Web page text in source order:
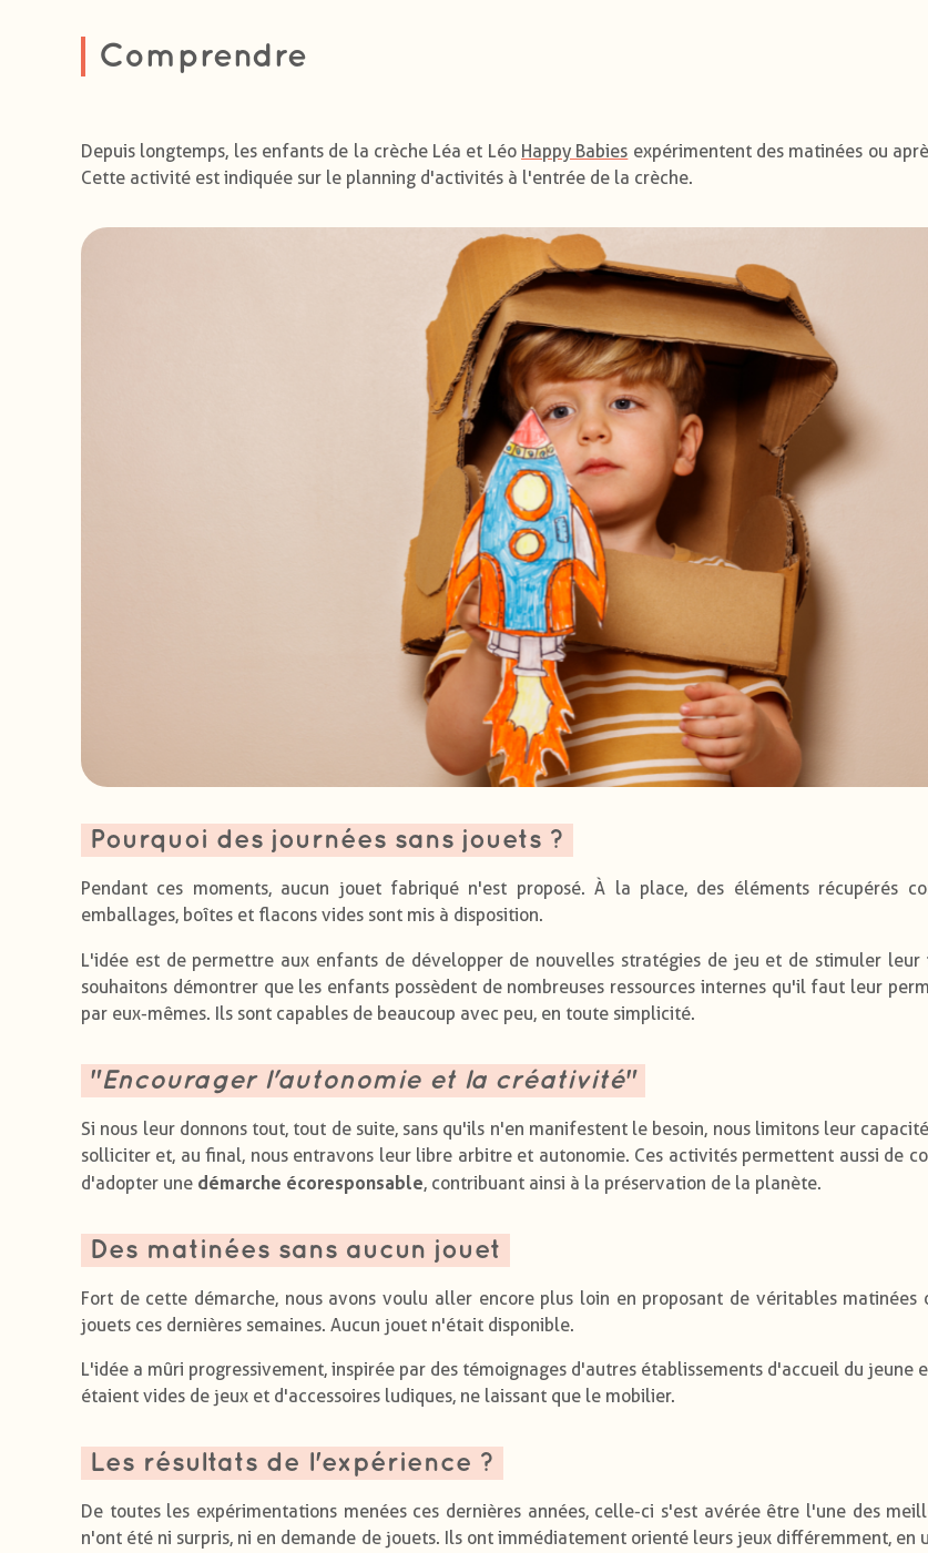
Comprendre
Depuis longtemps, les enfants de la crèche Léa et Léo Happy Babies expérimentent des matinées ou
Cette activité est indiquée sur le planning d'activités à l'entrée de la crèche.
Pourquoi des journées sans jouets ?
Pendant ces moments, aucun jouet fabriqué n'est proposé. À la place, des éléments récupérés
emballages, boîtes et flacons vides sont mis à disposition.
L'idée est de permettre aux enfants de développer de nouvelles stratégies de jeu et de stimuler leur
souhaitons démontrer que les enfants possèdent de nombreuses ressources internes qu'il faut leur
par eux-mêmes. Ils sont capables de beaucoup avec peu, en toute simplicité.
"Encourager l'autonomie et la créativité"
Si nous leur donnons tout, tout de suite, sans qu'ils n'en manifestent le besoin, nous limitons leur
solliciter et, au final, nous entravons leur libre arbitre et autonomie. Ces activités permettent aussi de
d'adopter une démarche écoresponsable, contribuant ainsi à la préservation de la planète.
Des matinées sans aucun jouet
Fort de cette démarche, nous avons voulu aller encore plus loin en proposant de véritables matinées
jouets ces dernières semaines. Aucun jouet n'était disponible.
L'idée a mûri progressivement, inspirée par des témoignages d'autres établissements d'accueil du jeune
étaient vides de jeux et d'accessoires ludiques, ne laissant que le mobilier.
Les résultats de l'expérience ?
De toutes les expérimentations menées ces dernières années, celle-ci s'est avérée être l'une des
n'ont été ni surpris, ni en demande de jouets. Ils ont immédiatement orienté leurs jeux différemment, en